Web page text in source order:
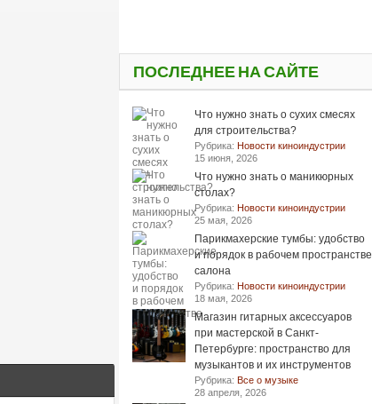
ПОСЛЕДНЕЕ НА САЙТЕ
Что нужно знать о сухих смесях
для строительства?
Рубрика: Новости киноиндустрии
15 июня, 2026
Что нужно знать о маникюрных
столах?
Рубрика: Новости киноиндустрии
25 мая, 2026
Парикмахерские тумбы: удобство
и порядок в рабочем пространстве
салона
Рубрика: Новости киноиндустрии
18 мая, 2026
Магазин гитарных аксессуаров
при мастерской в Санкт-
Петербурге: пространство для
музыкантов и их инструментов
Рубрика: Все о музыке
28 апреля, 2026